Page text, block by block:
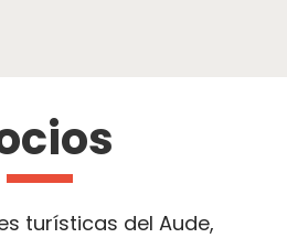
turísticas del Aude,